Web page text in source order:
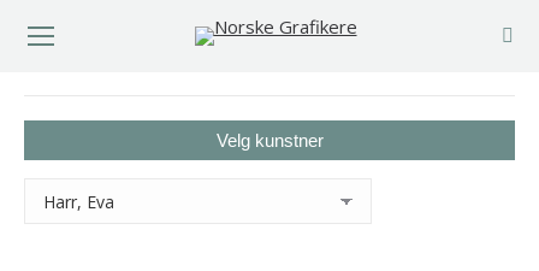
Velg kunstner